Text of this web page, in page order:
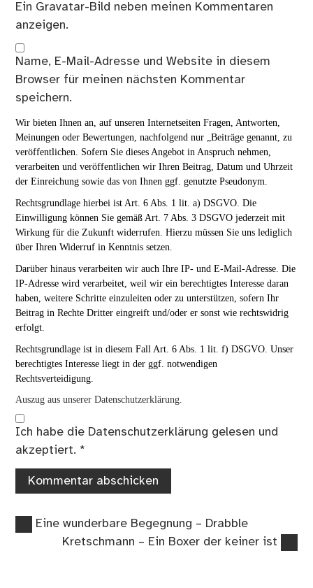
Ein Gravatar-Bild neben meinen Kommentaren
anzeigen.
Name, E-Mail-Adresse und Website in diesem
Browser für meinen nächsten Kommentar
speichern.
Wir bieten Ihnen an, auf unseren Internetseiten Fragen, Antworten,
Meinungen oder Bewertungen, nachfolgend nur „Beiträge genannt, zu
veröffentlichen. Sofern Sie dieses Angebot in Anspruch nehmen,
verarbeiten und veröffentlichen wir Ihren Beitrag, Datum und Uhrzeit
der Einreichung sowie das von Ihnen ggf. genutzte Pseudonym.
Rechtsgrundlage hierbei ist Art. 6 Abs. 1 lit. a) DSGVO. Die
Einwilligung können Sie gemäß Art. 7 Abs. 3 DSGVO jederzeit mit
Wirkung für die Zukunft widerrufen. Hierzu müssen Sie uns lediglich
über Ihren Widerruf in Kenntnis setzen.
Darüber hinaus verarbeiten wir auch Ihre IP- und E-Mail-Adresse. Die
IP-Adresse wird verarbeitet, weil wir ein berechtigtes Interesse daran
haben, weitere Schritte einzuleiten oder zu unterstützen, sofern Ihr
Beitrag in Rechte Dritter eingreift und/oder er sonst wie rechtswidrig
erfolgt.
Rechtsgrundlage ist in diesem Fall Art. 6 Abs. 1 lit. f) DSGVO. Unser
berechtigtes Interesse liegt in der ggf. notwendigen
Rechtsverteidigung.
Auszug aus unserer Datenschutzerklärung.
Ich habe die Datenschutzerklärung gelesen und
akzeptiert. *
Beitragsnavigation
Vorheriger
Eine wunderbare Begegnung – Drabble
Nächster
Kretschmann – Ein Boxer der keiner ist